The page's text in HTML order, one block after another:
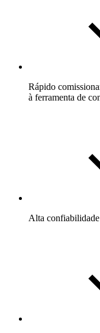
Rápido
à ferramenta de
Alta confiabilidade